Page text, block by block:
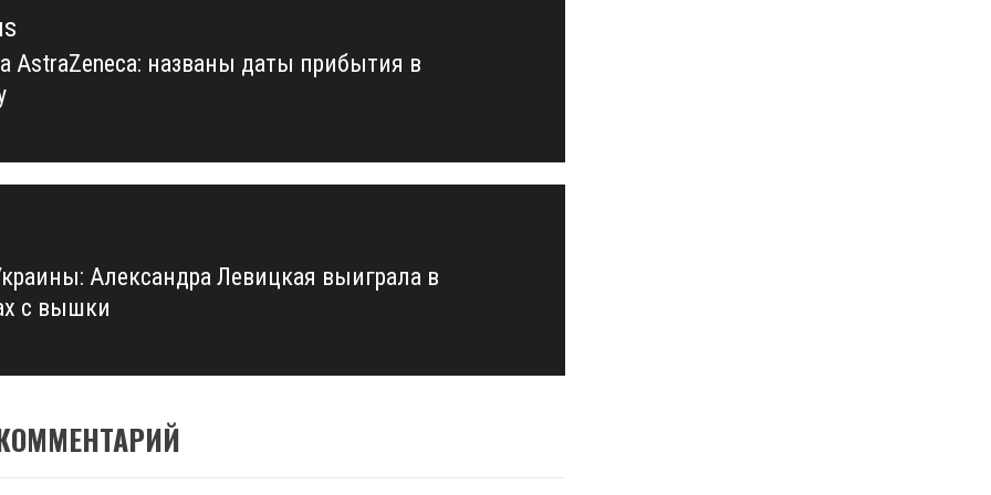
AstraZeneca: названы даты прибытия в
Александра Левицкая выиграла в
с вышки